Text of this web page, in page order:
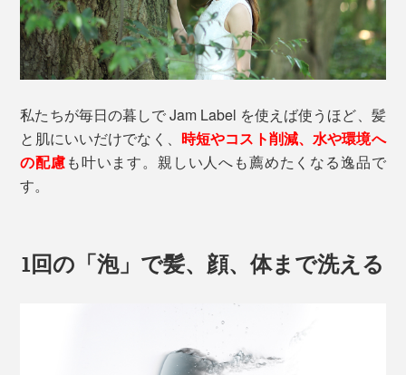
私たちが毎日の暮しで Jam Label を使えば使うほど、髪
と肌にいいだけでなく、 時短やコスト削減、水や環境へ
の配慮も叶います。親しい人へも薦めたくなる逸品で
す。
1回の「泡」で髪、顔、体まで洗える